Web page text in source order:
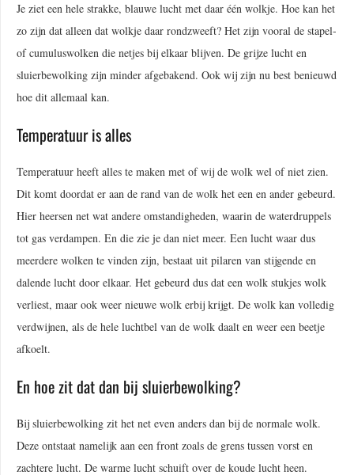
Je ziet een hele strakke, blauwe lucht met daar één wolkje. Hoe kan het
zo zijn dat alleen dat wolkje daar rondzweeft? Het zijn vooral de stapel-
of cumuluswolken die netjes bij elkaar blijven. De grijze lucht en
sluierbewolking zijn minder afgebakend. Ook wij zijn nu best benieuwd
hoe dit allemaal kan.
Temperatuur is alles
Temperatuur heeft alles te maken met of wij de wolk wel of niet zien.
Dit komt doordat er aan de rand van de wolk het een en ander gebeurd.
Hier heersen net wat andere omstandigheden, waarin de waterdruppels
tot gas verdampen. En die zie je dan niet meer. Een lucht waar dus
meerdere wolken te vinden zijn, bestaat uit pilaren van stijgende en
dalende lucht door elkaar. Het gebeurd dus dat een wolk stukjes wolk
verliest, maar ook weer nieuwe wolk erbij krijgt. De wolk kan volledig
verdwijnen, als de hele luchtbel van de wolk daalt en weer een beetje
afkoelt.
En hoe zit dat dan bij sluierbewolking?
Bij sluierbewolking zit het net even anders dan bij de normale wolk.
Deze ontstaat namelijk aan een front zoals de grens tussen vorst en
zachtere lucht. De warme lucht schuift over de koude lucht heen.